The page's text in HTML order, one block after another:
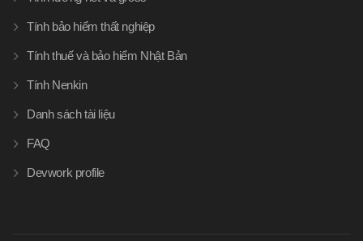
Tính bảo hiểm thất nghiệp
Tính thuế và bảo hiểm Nhật Bản
Tính Nenkin
Danh sách tài liệu
FAQ
Devwork profile